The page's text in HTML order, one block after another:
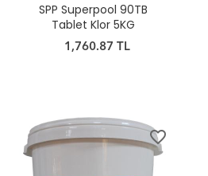
SPP Superpool 90TB
Tablet Klor 5KG
1,760.87 TL
favorite_border